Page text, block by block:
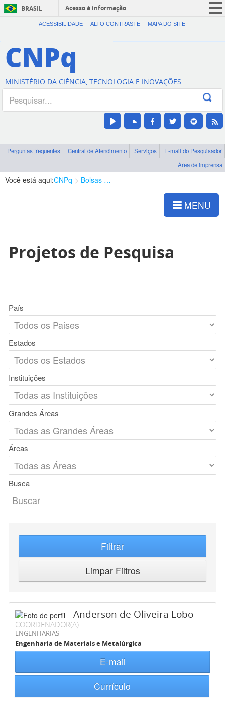
BRASIL
Acesso à informação
CORONAVÍRUS (COVID-19)
Canais
ACESSIBILIDADE ALTO CONTRASTE MAPA DO SITE
CNPq
MINISTÉRIO DA CIÊNCIA, TECNOLOGIA E INOVAÇÕES
Perguntas frequentes Central de Atendimento Serviços
E-mail do Pesquisador
Área de imprensa
Você está aqui:CNPq Bolsas e Auxílios Vigentes
MENU
Projetos de Pesquisa
País
Estados
Instituições
Grandes Áreas
Áreas
Busca
Filtrar
Limpar Filtros
Anderson de Oliveira Lobo
COORDENADOR(A)
ENGENHARIAS
Engenharia de Materiais e Metalúrgica
E-mail
Currículo